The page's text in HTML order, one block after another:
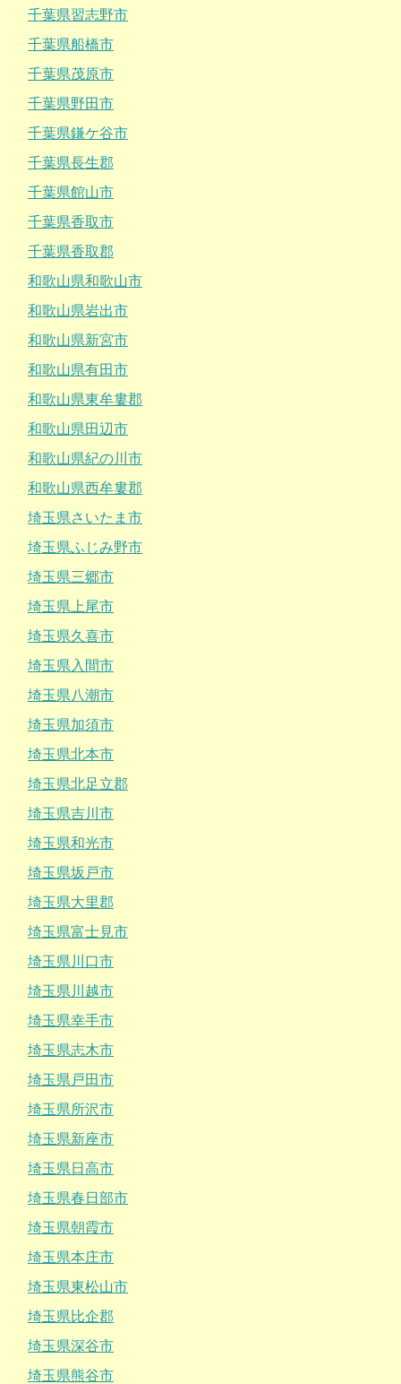
千葉県習志野市
千葉県船橋市
千葉県茂原市
千葉県野田市
千葉県鎌ケ谷市
千葉県長生郡
千葉県館山市
千葉県香取市
千葉県香取郡
和歌山県和歌山市
和歌山県岩出市
和歌山県新宮市
和歌山県有田市
和歌山県東牟婁郡
和歌山県田辺市
和歌山県紀の川市
和歌山県西牟婁郡
埼玉県さいたま市
埼玉県ふじみ野市
埼玉県三郷市
埼玉県上尾市
埼玉県久喜市
埼玉県入間市
埼玉県八潮市
埼玉県加須市
埼玉県北本市
埼玉県北足立郡
埼玉県吉川市
埼玉県和光市
埼玉県坂戸市
埼玉県大里郡
埼玉県富士見市
埼玉県川口市
埼玉県川越市
埼玉県幸手市
埼玉県志木市
埼玉県戸田市
埼玉県所沢市
埼玉県新座市
埼玉県日高市
埼玉県春日部市
埼玉県朝霞市
埼玉県本庄市
埼玉県東松山市
埼玉県比企郡
埼玉県深谷市
埼玉県熊谷市